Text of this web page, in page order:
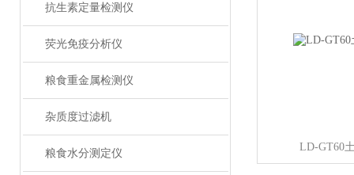
抗生素定量检测仪
荧光免疫分析仪
粮食重金属检测仪
杂质度过滤机
粮食水分测定仪
LD-GT60